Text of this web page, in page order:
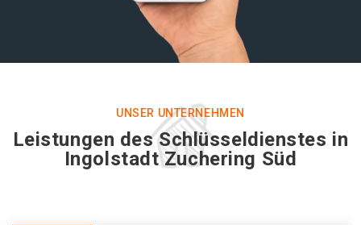
UNSER UNTERNEHMEN
Leistungen des Schlüsseldienstes in
Ingolstadt Zuchering Süd